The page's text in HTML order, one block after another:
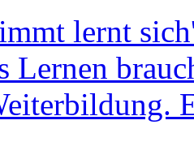
lernt
Lernen